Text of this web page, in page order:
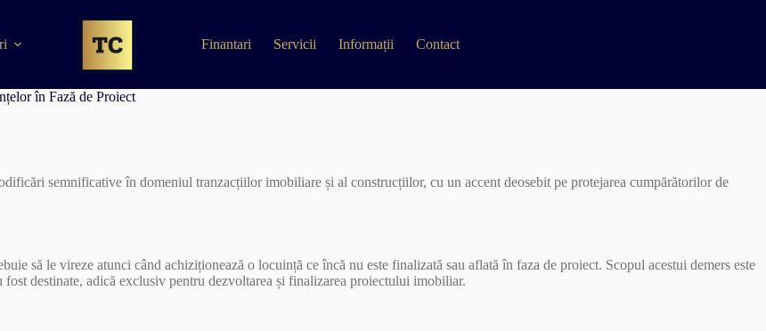
Finantari Servicii Informații Contact
în Fază de Proiect
semnificative în domeniul tranzacțiilor imobiliare și al construcțiilor, cu un accent deosebit pe protejarea cumpărătorilor de
să le vireze atunci când achiziționează o locuință ce încă nu este finalizată sau aflată în faza de proiect. Scopul acestui demers este
destinate, adică exclusiv pentru dezvoltarea și finalizarea proiectului imobiliar.